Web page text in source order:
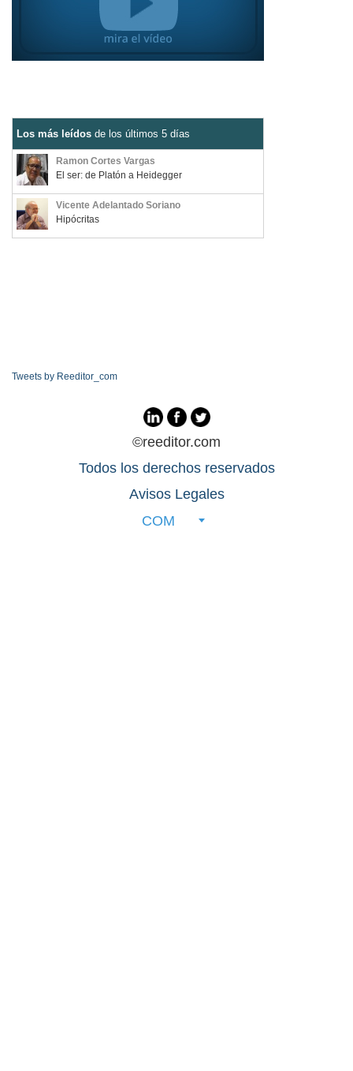
Los más leídos de los últimos 5 días
Ramon Cortes Vargas
El ser: de Platón a Heidegger
Vicente Adelantado Soriano
Hipócritas
Tweets by Reeditor_com
©reeditor.com
Todos los derechos reservados
Avisos Legales